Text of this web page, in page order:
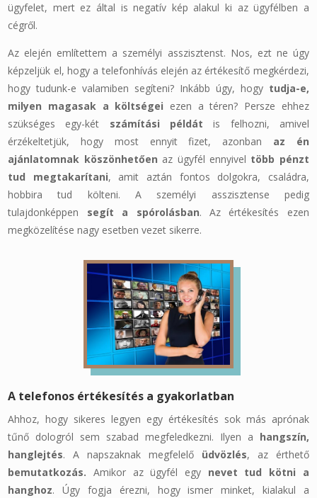
ügyfelet, mert ez által is negatív kép alakul ki az ügyfélben a
cégről.
Az elején említettem a személyi asszisztenst. Nos, ezt ne úgy
képzeljük el, hogy a telefonhívás elején az értékesítő megkérdezi,
hogy tudunk-e valamiben segíteni? Inkább úgy, hogy tudja-e,
milyen magasak a költségei ezen a téren? Persze ehhez
szükséges egy-két számítási példát is felhozni, amivel
érzékeltetjük, hogy most ennyit fizet, azonban az én
ajánlatomnak köszönhetően az ügyfél ennyivel több pénzt
tud megtakarítani, amit aztán fontos dolgokra, családra,
hobbira tud költeni. A személyi asszisztense pedig
tulajdonképpen segít a spórolásban. Az értékesítés ezen
megközelítése nagy esetben vezet sikerre.
A telefonos értékesítés a gyakorlatban
Ahhoz, hogy sikeres legyen egy értékesítés sok más aprónak
tűnő dologról sem szabad megfeledkezni. Ilyen a hangszín,
hanglejtés. A napszaknak megfelelő üdvözlés, az érthető
bemutatkozás. Amikor az ügyfél egy nevet tud kötni a
hanghoz. Úgy fogja érezni, hogy ismer minket, kialakul a